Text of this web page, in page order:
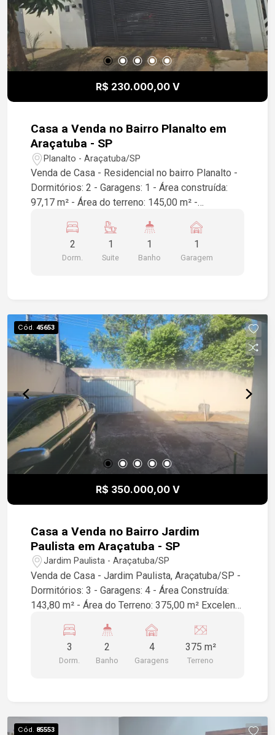
R$ 230.000,00 V
Casa a Venda no Bairro Planalto em
Araçatuba - SP
Planalto - Araçatuba/SP
Venda de Casa - Residencial no bairro Planalto -
Dormitórios: 2 - Garagens: 1 - Área construída:
97,17 m² - Área do terreno: 145,00 m² -
interessado em mais detalhes ou agendar uma
visita, entre em contato!
2
Dorm.
1
Suite
1
Banho
1
Garagem
Cód. 45653
R$ 350.000,00 V
Casa a Venda no Bairro Jardim
Paulista em Araçatuba - SP
Jardim Paulista - Araçatuba/SP
Venda de Casa - Jardim Paulista, Araçatuba/SP -
Dormitórios: 3 - Garagens: 4 - Área Construída:
143,80 m² - Área do Terreno: 375,00 m² Excelente
um dos bairros mais desejados de Araçatuba. A
propriedade conta com amplos dormitórios, ideal
para famílias, além de uma estrutura com 4 vagas
3
Dorm.
2
Banho
4
Garagens
375 m²
Terreno
Cód. 85553